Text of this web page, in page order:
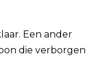
Een ander
die verborgen